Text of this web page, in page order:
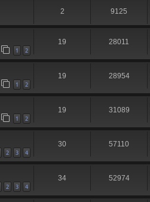
2 9125
1 2
19 28011
1 2
19 28954
1 2
19 31089
2 3 4
30 57110
2 3 4
34 52974